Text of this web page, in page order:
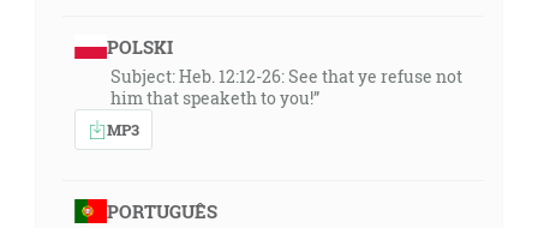
POLSKI
Subject: Heb. 12:12-26: See that ye refuse not
him that speaketh to you!”
MP3
PORTUGUÊS